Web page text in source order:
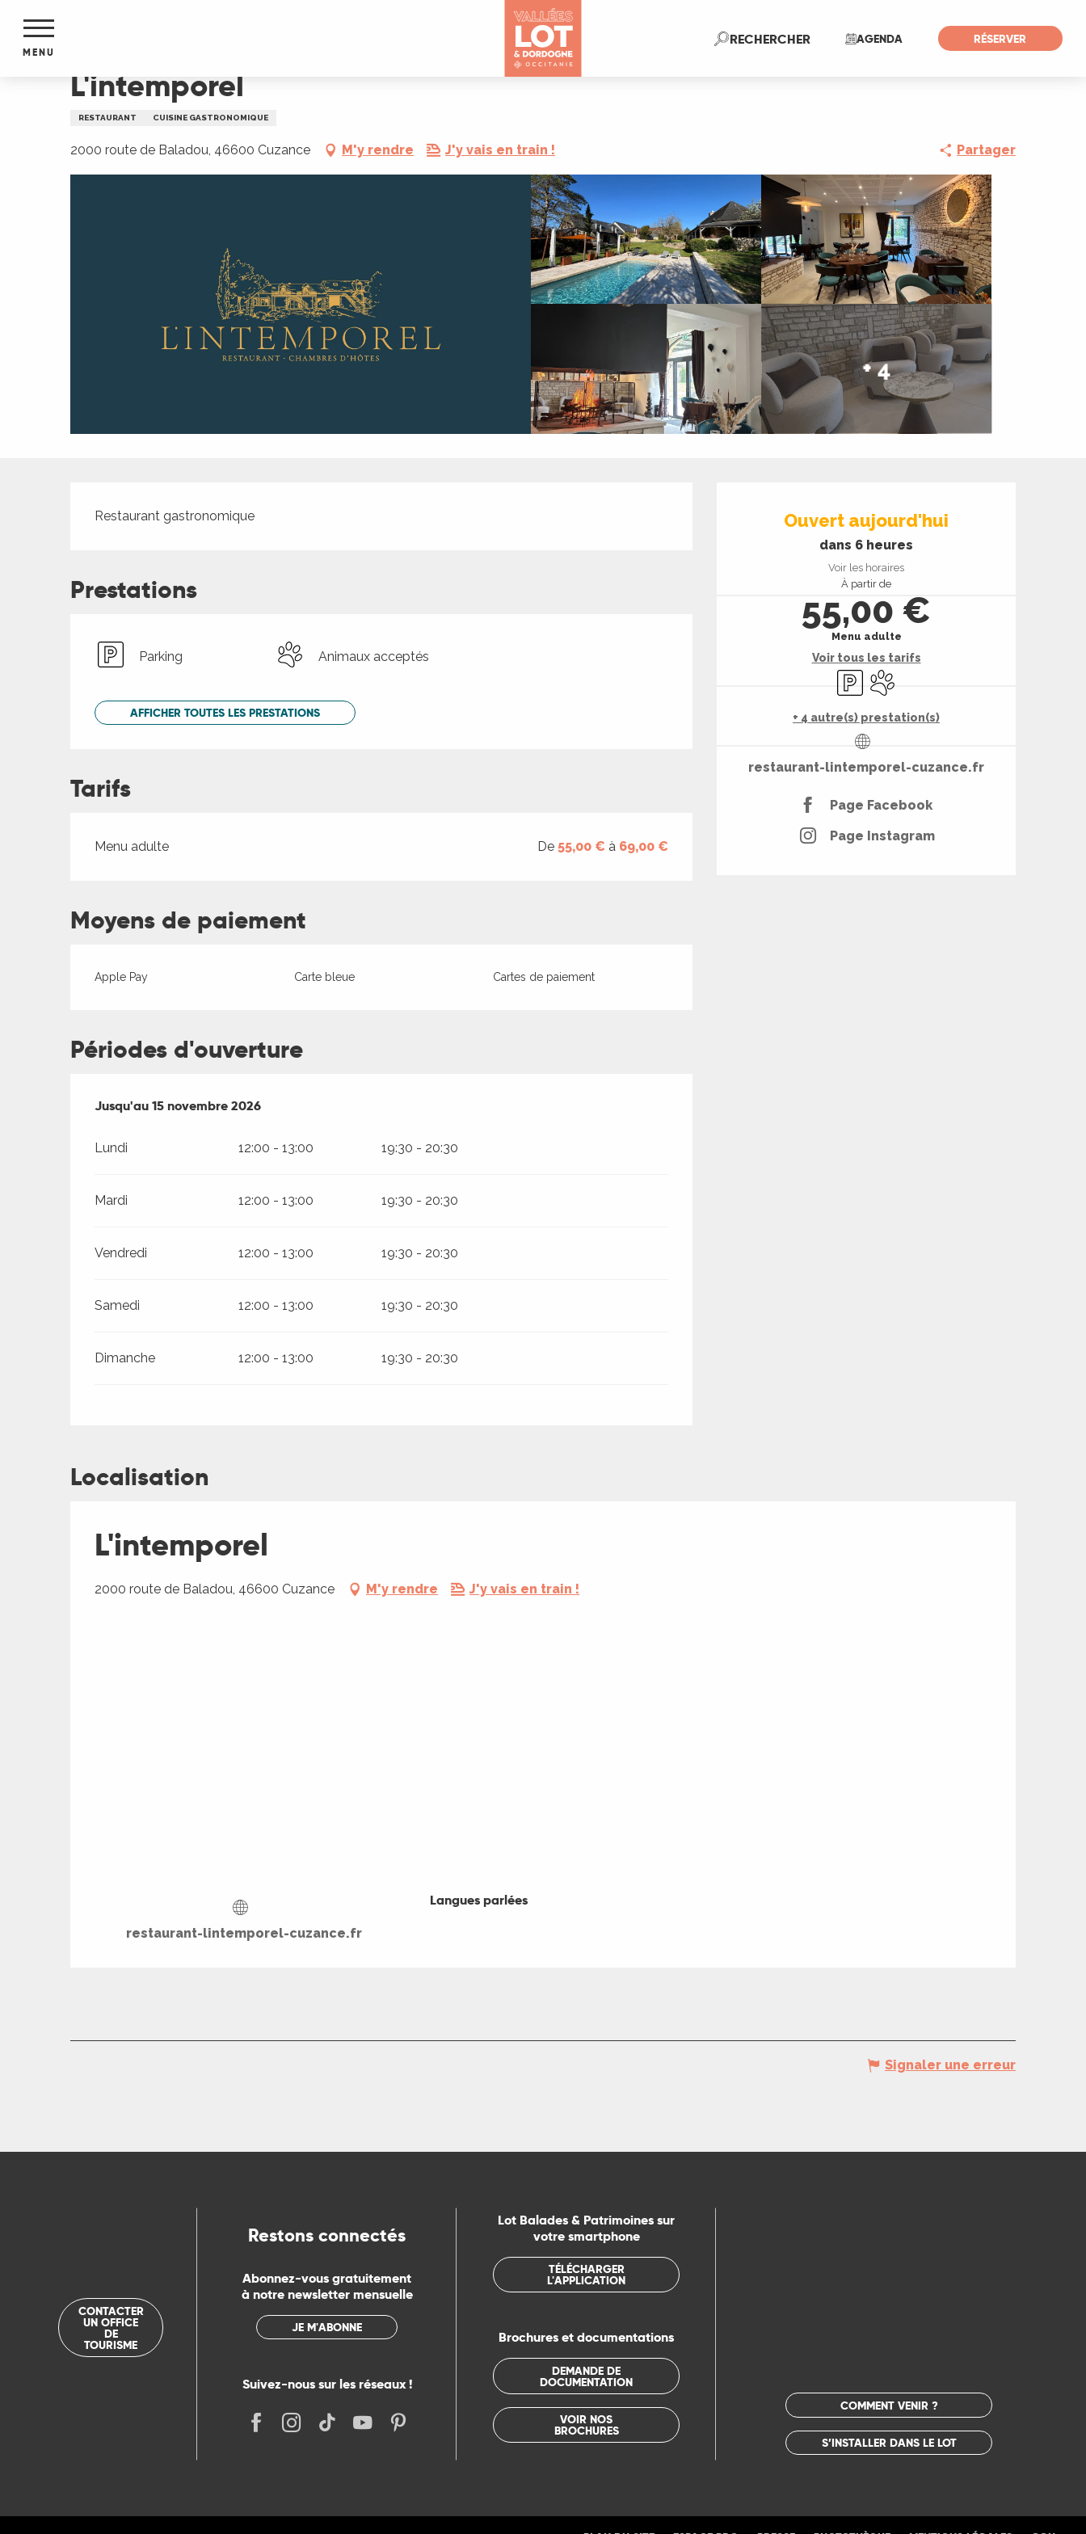
contenu
AGENDA RÉSERVER
RECHERCHERRecherche
MENU
L'intemporel
RESTAURANT CUISINE GASTRONOMIQUE
2000 route de Baladou, 46600 Cuzance M'y rendre J'y vais en train ! Partager
+ 4
Ouverture et
Ouvert aujourd'hui
dans 6 heures
Voir les horaires
À partir de
55,00 €
Menu adulte
Voir tous les tarifs
ParkingAnimaux acceptés
+ 4 autre(s) prestation(s)
restaurant-lintemporel-cuzance.fr
Page Facebook
Page Instagram
Description
Restaurant gastronomique
Prestations
Parking Animaux acceptés
AFFICHER TOUTES LES PRESTATIONS
Tarifs
Tarifs 2026
Menu adulte De 55,00 € à 69,00 €
Moyens de paiement
Apple Pay Carte bleue Cartes de paiement
Périodes d'ouverture
Du3 avril 2026au15 novembre 2026
Jusqu'au15 novembre 2026
Lundi 12:00 - 13:00 19:30 - 20:30
Mardi 12:00 - 13:00 19:30 - 20:30
Vendredi 12:00 - 13:00 19:30 - 20:30
Samedi 12:00 - 13:00 19:30 - 20:30
Dimanche 12:00 - 13:00 19:30 - 20:30
Localisation
L'intemporel
2000 route de Baladou, 46600 Cuzance M'y rendre J'y vais en train !
restaurant-lintemporel-cuzance.fr
Langues parlées
Langues parlées
Signaler une erreur
CONTACTER
UN OFFICE
DE
TOURISME
Restons connectés
Abonnez-vous gratuitement
à notre newsletter mensuelle
JE M'ABONNE
Suivez-nous sur les réseaux !
Lot Balades & Patrimoines sur
votre smartphone
TÉLÉCHARGER
L'APPLICATION
Brochures et documentations
DEMANDE DE
DOCUMENTATION
VOIR NOS
BROCHURES
COMMENT VENIR ?
S’INSTALLER DANS LE LOT